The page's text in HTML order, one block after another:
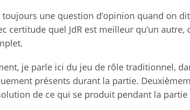
toujours une question d’opinion quand on
quel JdR est meilleur qu’un autre,
je parle ici du jeu de rôle traditionnel,
présents durant la partie.
de ce qui se produit pendant la partie